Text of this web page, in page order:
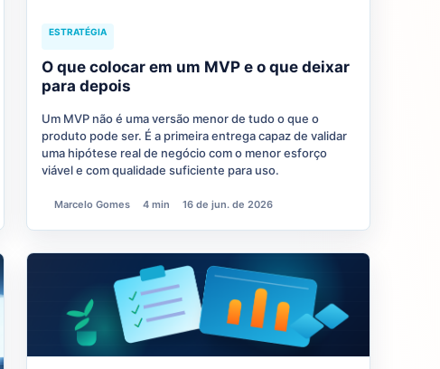
ESTRATÉGIA
O que colocar em um MVP e o que deixar
para depois
Um MVP não é uma versão menor de tudo o que o
produto pode ser. É a primeira entrega capaz de validar
uma hipótese real de negócio com o menor esforço
viável e com qualidade suficiente para uso.
Marcelo Gomes 4 min 16 de jun. de 2026